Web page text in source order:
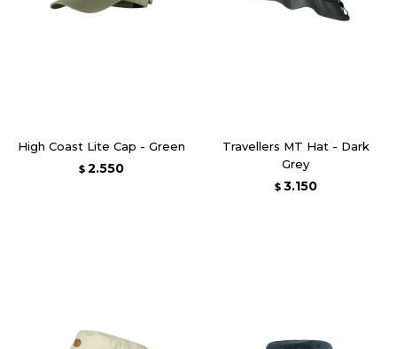
High Coast Lite Cap - Green
$ 2.550
Travellers MT Hat - Dark
Grey
$ 3.150